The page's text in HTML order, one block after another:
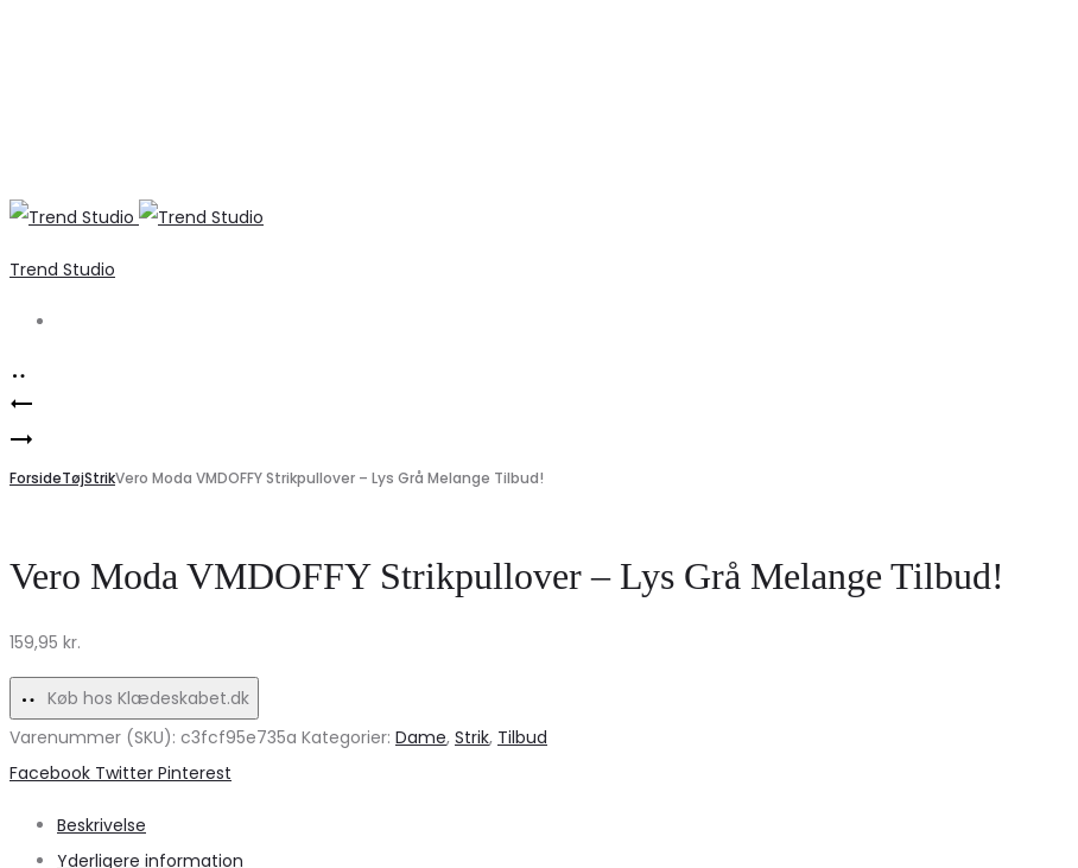
Trend Studio
Product
navigation
Chateau
–
med
Broderi
Tilbud!
Marta
Du
Skjortekjole
Elegant
Udsalg!
ForsideTøjStrikVero Moda VMDOFFY Strikpullover – Lys Grå Melange Tilbud!
Vero Moda VMDOFFY Strikpullover – Lys Grå Melange Tilbud!
159,95 kr.
Køb hos Klædeskabet.dk
Varenummer (SKU): c3fcf95e735a Kategorier: Dame, Strik, Tilbud
Share
Facebook Twitter Pinterest
Beskrivelse
Yderligere information